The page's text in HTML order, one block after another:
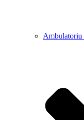
Ambulatoriu